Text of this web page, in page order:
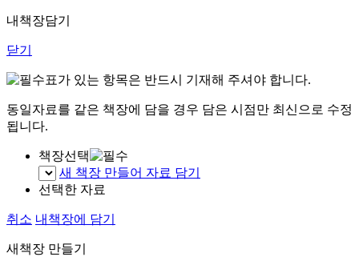
내책장담기
닫기
표가 있는 항목은 반드시 기재해 주셔야 합니다.
동일자료를 같은 책장에 담을 경우 담은 시점만 최신으로 수정
됩니다.
책장선택
새 책장 만들어 자료 담기
선택한 자료
취소 내책장에 담기
새책장 만들기